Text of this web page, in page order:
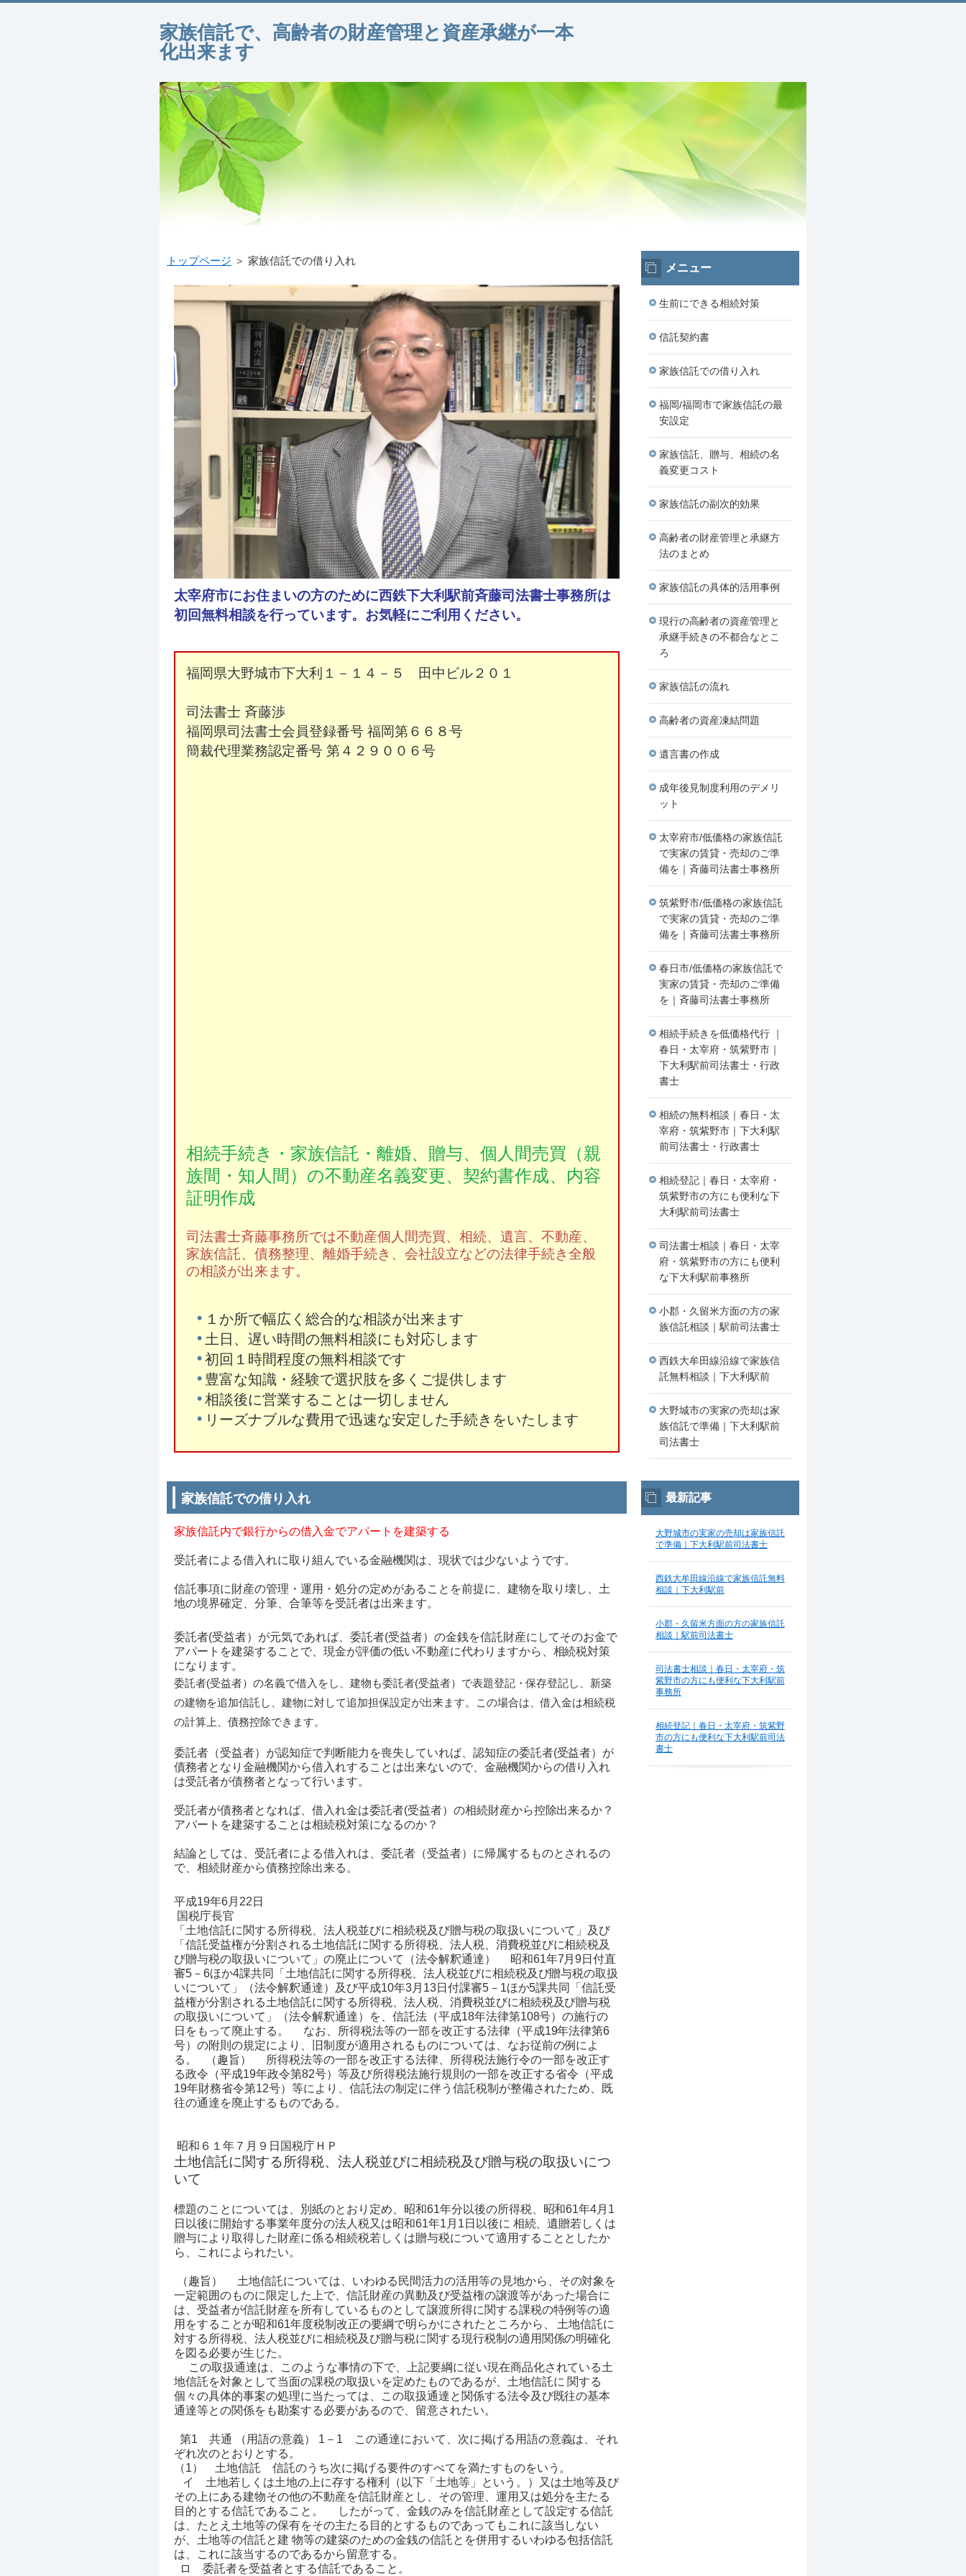
家族信託で、高齢者の財産管理と資産承継が一本
化出来ます
トップページ ＞ 家族信託での借り入れ
太宰府市にお住まいの方のために西鉄下大利駅前斉藤司法書士事務所は
初回無料相談を行っています。お気軽にご利用ください。
福岡県大野城市下大利１－１４－５ 田中ビル２０１
司法書士 斉藤渉
福岡県司法書士会員登録番号 福岡第６６８号
簡裁代理業務認定番号 第４２９００６号
相続手続き・家族信託・離婚、贈与、個人間売買（親
族間・知人間）の不動産名義変更、契約書作成、内容
証明作成
司法書士斉藤事務所では不動産個人間売買、 相続、遺言、不動産、
家族信託、債務整理、離婚手続き、会社設立などの法律手続き全般
の相談が出来ます。
１か所で幅広く総合的な相談が出来ます
土日、遅い時間の無料相談にも対応します
初回１時間程度の無料相談です
豊富な知識・経験で選択肢を多くご提供します
相談後に営業することは一切しません
リーズナブルな費用で迅速な安定した手続きをいたします
家族信託での借り入れ
家族信託内で銀行からの借入金でアパートを建築する
受託者による借入れに取り組んでいる金融機関は、現状では少ないようです。
信託事項に財産の管理・運用・処分の定めがあることを前提に、 建物を取り壊し、土
地の境界確定、分筆、合筆等を受託者は出来ます。
委託者(受益者）が元気であれば、 委託者(受益者）の金銭を信託財産にしてそのお金で
アパートを建築することで、現金が評価の低い不動産に代わりますから、相続税対策
になります。
委託者(受益者）の名義で借入をし、建物も委託者(受益者）で表題登記・保存登記し、新築
の建物を追加信託し、建物に対して追加担保設定が出来ます。この場合は、借入金は相続税
の計算上、債務控除できます。
委託者（受益者）が認知症で判断能力を喪失していれば、 認知症の委託者(受益者）が
債務者となり金融機関から借入れすることは出来ないので、 金融機関からの借り入れ
は受託者が債務者となって行います。
受託者が債務者となれば、借入れ金は委託者(受益者）の相続財産から控除出来るか？
アパートを建築することは相続税対策になるのか？
結論としては、受託者による借入れは、 委託者（受益者）に帰属するものとされるの
で、相続財産から債務控除出来る。
平成19年6月22日
国税庁長官
「土地信託に関する所得税、法人税並びに相続税及び贈与税の取扱いについて」及び
「信託受益権が分割される土地信託に関する所得税、法人税、消費税並びに相続税及
び贈与税の取扱いについて」の廃止について（法令解釈通達）
昭和61年7月9日付直
審5－6ほか4課共同「土地信託に関する所得税、法人税並びに相続税及び贈与税の取扱
いについて」（法令解釈通達）及び平成10年3月13日付課審5－1ほか5課共同「信託受
益権が分割される土地信託に関する所得税、法人税、消費税並びに相続税及び贈与税
の取扱いについて」（法令解釈通達）を、信託法（平成18年法律第108号）の施行の
日をもって廃止する。
なお、所得税法等の一部を改正する法律（平成19年法律第6
号）の附則の規定により、旧制度が適用されるものについては、なお従前の例によ
る。
（趣旨）
所得税法等の一部を改正する法律、所得税法施行令の一部を改正す
る政令（平成19年政令第82号）等及び所得税法施行規則の一部を改正する省令（平成
19年財務省令第12号）等により、信託法の制定に伴う信託税制が整備されたため、既
往の通達を廃止するものである。
昭和６１年７月９日国税庁ＨＰ
土地信託に関する所得税、法人税並びに相続税及び贈与税の取扱いにつ
いて
標題のことについては、別紙のとおり定め、昭和61年分以後の所得税、昭和61年4月1
日以後に開始する事業年度分の法人税又は昭和61年1月1日以後に 相続、遺贈若しくは
贈与により取得した財産に係る相続税若しくは贈与税について適用することとしたか
ら、これによられたい。
（趣旨）
土地信託については、いわゆる民間活力の活用等の見地から、その対象を
一定範囲のものに限定した上で、信託財産の異動及び受益権の譲渡等があった場合に
は、受益者が信託財産を所有しているものとして譲渡所得に関する課税の特例等の適
用をすることが昭和61年度税制改正の要綱で明らかにされたところから、 土地信託に
対する所得税、法人税並びに相続税及び贈与税に関する現行税制の適用関係の明確化
を図る必要が生じた。
この取扱通達は、このような事情の下で、上記要綱に従い現在商品化されている土
地信託を対象として当面の課税の取扱いを定めたものであるが、土地信託に 関する
個々の具体的事案の処理に当たっては、この取扱通達と関係する法令及び既往の基本
通達等との関係をも勘案する必要があるので、留意されたい。
第1 共通 （用語の意義）
1－1 この通達において、次に掲げる用語の意義は、それ
ぞれ次のとおりとする。
（1） 土地信託 信託のうち次に掲げる要件のすべてを満たすものをいう。
イ 土地若しくは土地の上に存する権利（以下「土地等」という。）又は土地等及び
その上にある建物その他の不動産を信託財産とし、その管理、運用又は処分を主たる
目的とする信託であること。
したがって、金銭のみを信託財産として設定する信託
は、たとえ土地等の保有をその主たる目的とするものであってもこれに該当しない
が、土地等の信託と建 物等の建築のための金銭の信託とを併用するいわゆる包括信託
は、これに該当するのであるから留意する。
ロ 委託者を受益者とする信託であること。
メニュー
生前にできる相続対策
信託契約書
家族信託での借り入れ
福岡/福岡市で家族信託の最
安設定
家族信託、贈与、相続の名
義変更コスト
家族信託の副次的効果
高齢者の財産管理と承継方
法のまとめ
家族信託の具体的活用事例
現行の高齢者の資産管理と
承継手続きの不都合なとこ
ろ
家族信託の流れ
高齢者の資産凍結問題
遺言書の作成
成年後見制度利用のデメリ
ット
太宰府市/低価格の家族信託
で実家の賃貸・売却のご準
備を｜斉藤司法書士事務所
筑紫野市/低価格の家族信託
で実家の賃貸・売却のご準
備を｜斉藤司法書士事務所
春日市/低価格の家族信託で
実家の賃貸・売却のご準備
を｜斉藤司法書士事務所
相続手続きを低価格代行 ｜
春日・太宰府・筑紫野市｜
下大利駅前司法書士・行政
書士
相続の無料相談｜春日・太
宰府・筑紫野市｜下大利駅
前司法書士・行政書士
相続登記｜春日・太宰府・
筑紫野市の方にも便利な下
大利駅前司法書士
司法書士相談｜春日・太宰
府・筑紫野市の方にも便利
な下大利駅前事務所
小郡・久留米方面の方の家
族信託相談｜駅前司法書士
西鉄大牟田線沿線で家族信
託無料相談｜下大利駅前
大野城市の実家の売却は家
族信託で準備｜下大利駅前
司法書士
最新記事
大野城市の実家の売却は家族信託
で準備｜下大利駅前司法書士
西鉄大牟田線沿線で家族信託無料
相談｜下大利駅前
小郡・久留米方面の方の家族信託
相談｜駅前司法書士
司法書士相談｜春日・太宰府・筑
紫野市の方にも便利な下大利駅前
事務所
相続登記｜春日・太宰府・筑紫野
市の方にも便利な下大利駅前司法
書士